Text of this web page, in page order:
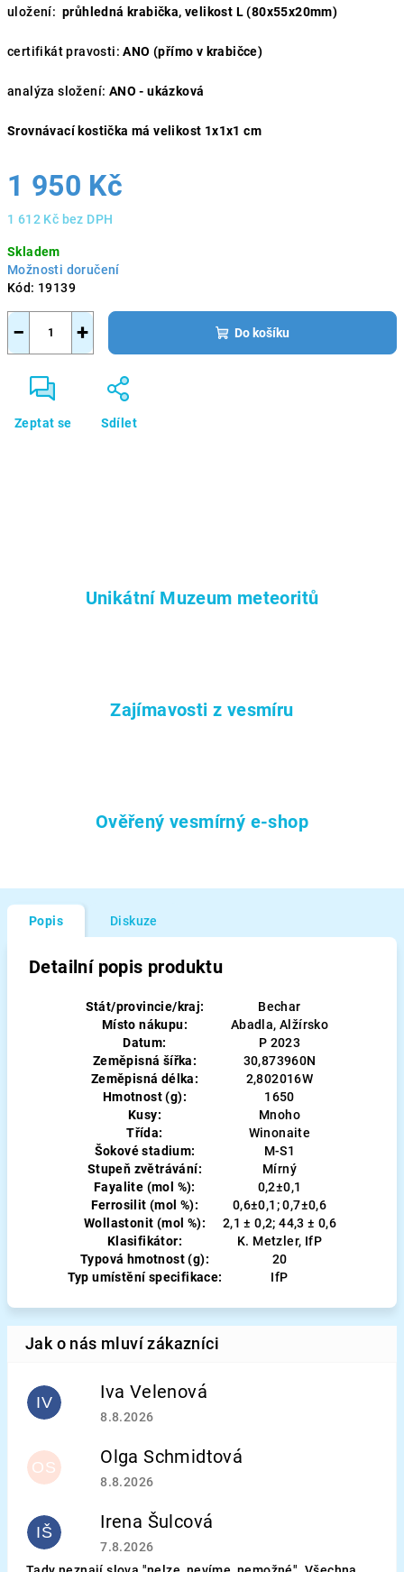
uložení: průhledná krabička, velikost L (80x55x20mm)
certifikát pravosti: ANO (přímo v krabičce)
analýza složení: ANO - ukázková
Srovnávací kostička má velikost 1x1x1 cm
1 950 Kč
1 612 Kč bez DPH
cena:
Skladem
Možnosti doručení
Kód: 19139
+
− Do košíku
Zeptat se Sdílet
Unikátní Muzeum meteoritů
Zajímavosti z vesmíru
Ověřený vesmírný e-shop
Popis Diskuze
Detailní popis produktu
Stát/provincie/kraj:
Bechar
Místo nákupu:
Abadla, Alžírsko
Datum:
P 2023
Zeměpisná šířka:
30,873960N
Zeměpisná délka:
2,802016W
Hmotnost (g):
1650
Kusy:
Mnoho
Třída:
Winonaite
Šokové stadium:
M-S1
Stupeň zvětrávání:
Mírný
Fayalite (mol %):
0,2±0,1
Ferrosilit (mol %):
0,6±0,1; 0,7±0,6
Wollastonit (mol %):
2,1 ± 0,2; 44,3 ± 0,6
Klasifikátor:
K. Metzler, IfP
Typová hmotnost (g):
20
Typ umístění specifikace:
IfP
IV Iva Velenová
Hodnocení obchodu je 5 z 5 hvězdiček.
8.8.2026
OS Olga Schmidtová
Hodnocení obchodu je 5 z 5 hvězdiček.
8.8.2026
IŠ Irena Šulcová
Hodnocení obchodu je 5 z 5 hvězdiček.
7.8.2026